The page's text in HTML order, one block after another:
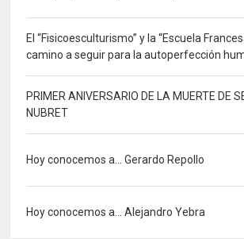
El “Fisicoesculturismo” y la “Escuela
camino a seguir para la autoperfección
PRIMER ANIVERSARIO DE LA MUERTE DE
NUBRET
Hoy conocemos a... Gerardo Repollo
Hoy conocemos a... Alejandro Yebra